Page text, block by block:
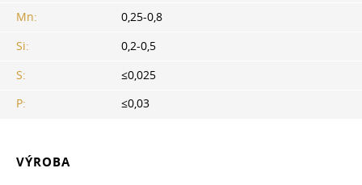
Mn:
0,25-0,8
Si:
0,2-0,5
S:
≤0,025
P:
≤0,03
VÝROBA